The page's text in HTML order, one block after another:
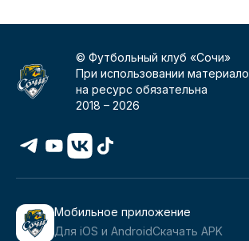
© Футбольный клуб «Сочи»
При использовании
на ресурс обязательна
2018 –2026
Мобильное приложение
Для iOS и AndroidСкачать APK